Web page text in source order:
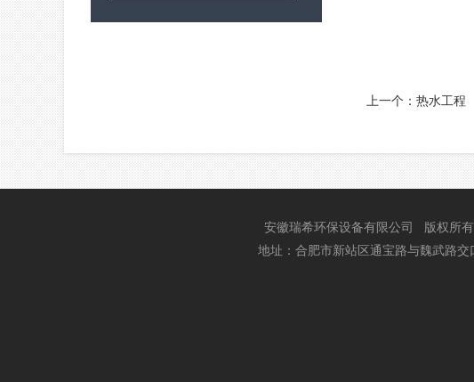
上一个： 热水工程
安徽瑞希环保设备有限公司 版权所
地址：合肥市新站区通宝路与魏武路